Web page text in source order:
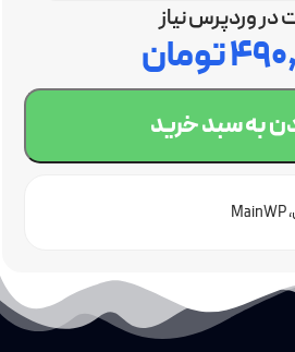
در وردپرس نیاز
تومان
به سبد خرید
MainWP